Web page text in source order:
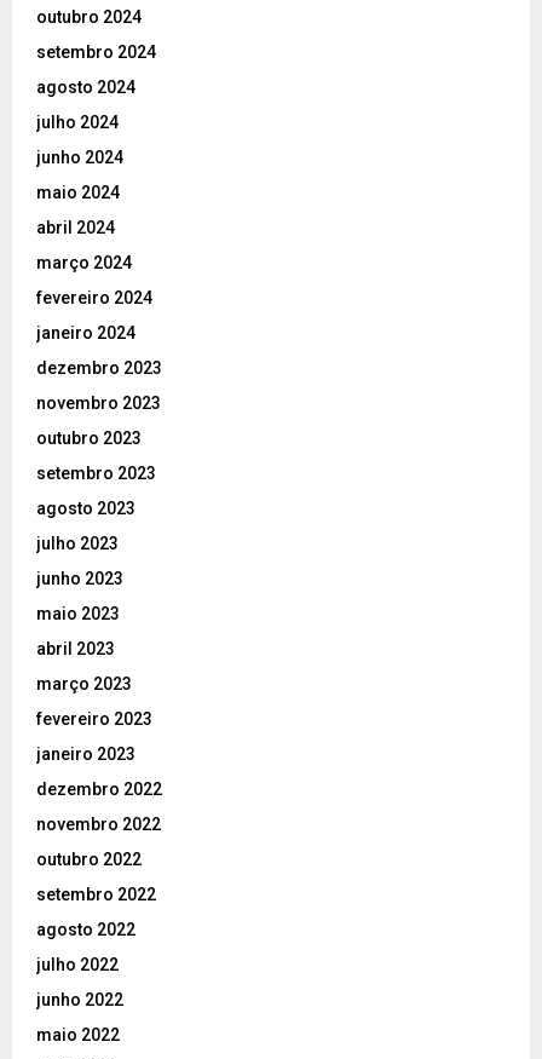
outubro 2024
setembro 2024
agosto 2024
julho 2024
junho 2024
maio 2024
abril 2024
março 2024
fevereiro 2024
janeiro 2024
dezembro 2023
novembro 2023
outubro 2023
setembro 2023
agosto 2023
julho 2023
junho 2023
maio 2023
abril 2023
março 2023
fevereiro 2023
janeiro 2023
dezembro 2022
novembro 2022
outubro 2022
setembro 2022
agosto 2022
julho 2022
junho 2022
maio 2022